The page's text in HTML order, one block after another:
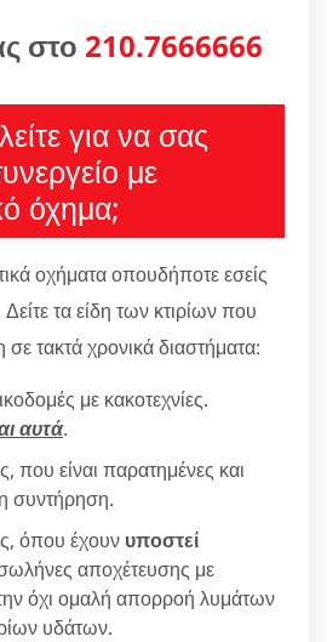
στο 210.7666666
για να σας
με
όχημα;
οχήματα οπουδήποτε εσείς
τα είδη των κτιρίων που
τακτά χρονικά διαστήματα:
με κακοτεχνίες.
αυτά.
που είναι παρατημένες και
συντήρηση.
όπου έχουν υποστεί
αποχέτευσης με
όχι ομαλή απορροή λυμάτων
υδάτων.